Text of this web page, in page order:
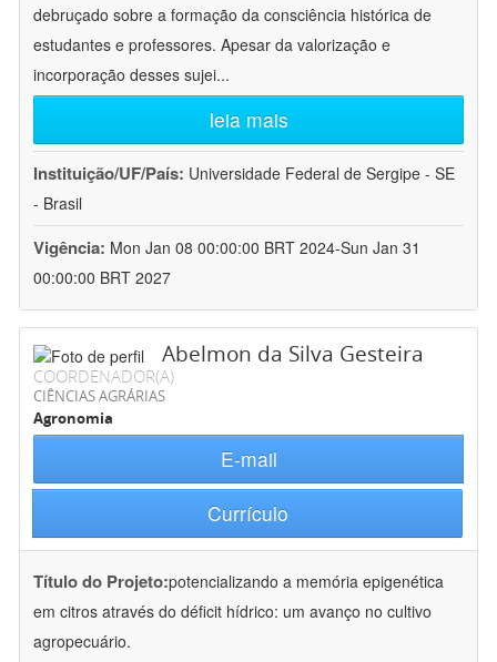
debruçado sobre a formação da consciência histórica de
estudantes e professores. Apesar da valorização e
incorporação desses sujei...
leia mais
Instituição/UF/País: Universidade Federal de Sergipe - SE
- Brasil
Vigência: Mon Jan 08 00:00:00 BRT 2024-Sun Jan 31
00:00:00 BRT 2027
Abelmon da Silva Gesteira
COORDENADOR(A)
CIÊNCIAS AGRÁRIAS
Agronomia
E-mail
Currículo
Título do Projeto:potencializando a memória epigenética
em citros através do déficit hídrico: um avanço no cultivo
agropecuário.